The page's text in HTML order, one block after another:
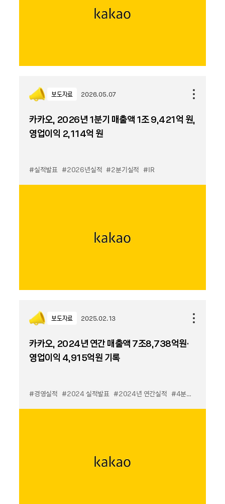
보도자료 2026.05.07
카카오, 2026년 1분기 매출액 1조 9,421억 원,
영업이익 2,114억 원
#실적발표 #2026년실적 #2분기실적 #IR
보도자료 2025.02.13
카카오, 2024년 연간 매출액 7조8,738억원·
영업이익 4,915억원 기록
#경영실적 #2024 실적발표 #2024년 연간실적 #4분기실적